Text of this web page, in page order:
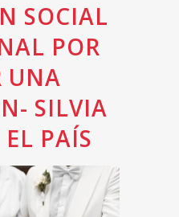
SOCIAL
POR
UNA
SILVIA
PAÍS